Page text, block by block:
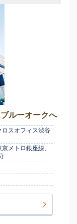
ルーオークへ
スオフィス渋谷
メトロ銀座線、